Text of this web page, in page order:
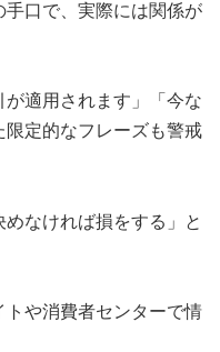
手口で、実際には関係が
適用されます」「今な
限定的なフレーズも警戒
なければ損をする」と
や消費者センターで情